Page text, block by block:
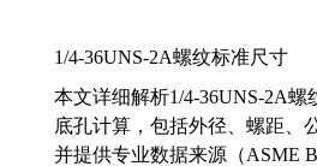
1/4-36UNS-2A螺纹标准尺寸
本文详细解析1/4-36UNS-2A螺
底孔计算，包括外径、螺距、
并提供专业数据来源（ASME